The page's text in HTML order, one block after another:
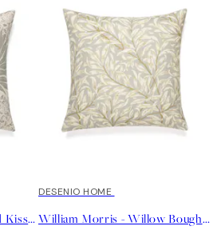
William Morris - Marigold Kissenbezug
DESENIO HOME
William Morris - Willow Bough Beige Kissenbezug